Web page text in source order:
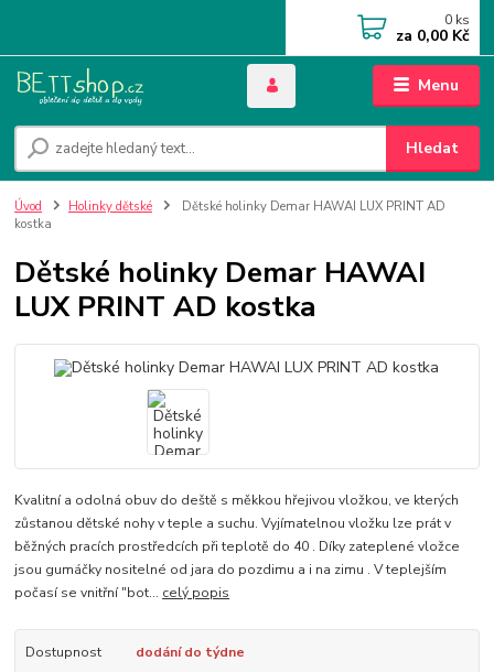
Menu
Hledat
0 ks
za 0,00 Kč
Úvod Holinky dětské
Dětské holinky Demar HAWAI LUX PRINT AD
kostka
Dětské holinky Demar HAWAI
LUX PRINT AD kostka
Kvalitní a odolná obuv do deště s měkkou hřejivou vložkou, ve kterých
zůstanou dětské nohy v teple a suchu. Vyjímatelnou vložku lze prát v
běžných pracích prostředcích při teplotě do 40 . Díky zateplené vložce
jsou gumáčky nositelné od jara do pozdimu a i na zimu . V teplejším
počasí se vnitřní "bot... celý popis
Dostupnost
dodání do týdne